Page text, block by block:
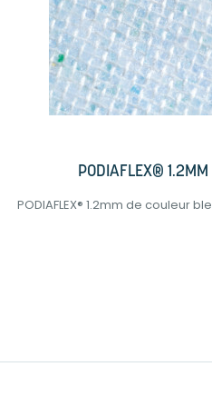
PODIAFLEX® 1.2MM
PODIAFLEX® 1.2mm de couleur